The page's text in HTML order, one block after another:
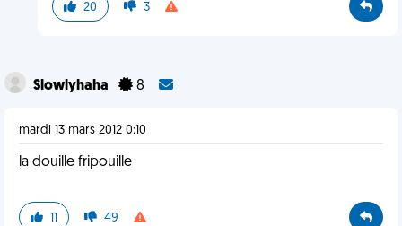
20 3
Slowlyhaha 8
mardi 13 mars 2012 0:10
la douille fripouille
11 49